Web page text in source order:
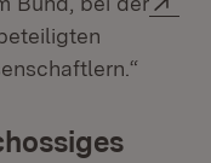
Fenster)